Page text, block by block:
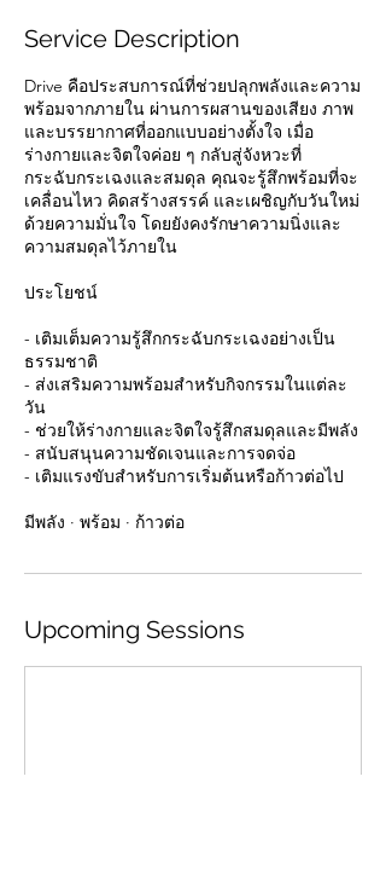
Service Description
Drive คือประสบการณ์ที่ช่วยปลุกพลังและความ
พร้อมจากภายใน ผ่านการผสานของเสียง ภาพ
และบรรยากาศที่ออกแบบอย่างตั้งใจ เมื่อ
ร่างกายและจิตใจค่อย ๆ กลับสู่จังหวะที่
กระฉับกระเฉงและสมดุล คุณจะรู้สึกพร้อมที่จะ
เคลื่อนไหว คิดสร้างสรรค์ และเผชิญกับวันใหม่
ด้วยความมั่นใจ โดยยังคงรักษาความนิ่งและ
ความสมดุลไว้ภายใน
ประโยชน์
- เติมเต็มความรู้สึกกระฉับกระเฉงอย่างเป็น
ธรรมชาติ
- ส่งเสริมความพร้อมสำหรับกิจกรรมในแต่ละ
วัน
- ช่วยให้ร่างกายและจิตใจรู้สึกสมดุลและมีพลัง
- สนับสนุนความชัดเจนและการจดจ่อ
- เติมแรงขับสำหรับการเริ่มต้นหรือก้าวต่อไป
มีพลัง · พร้อม · ก้าวต่อ
Upcoming Sessions